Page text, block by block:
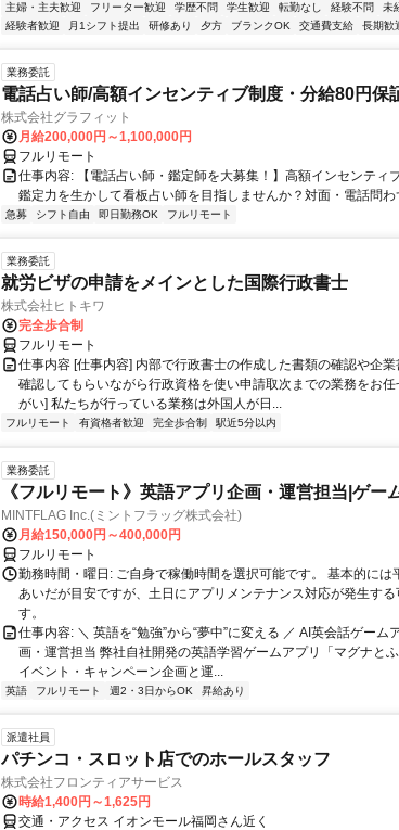
主婦・主夫歓迎
フリーター歓迎 学歴不問 学生歓迎 転勤なし 経験不問 未
経験者歓迎
月1シフト提出 研修あり 夕方 ブランクOK 交通費支給 長期歓
業務委託
電話占い師/高額インセンティブ制度・分給80円保
株式会社グラフィット
月給200,000円～1,100,000円
フルリモート
仕事内容: 【電話占い師・鑑定師を大募集！】高額インセンテ
鑑定力を生かして看板占い師を目指しませんか？対面・電話問
急募 シフト自由 即日勤務OK フルリモート
業務委託
就労ビザの申請をメインとした国際行政書士
株式会社ヒトキワ
完全歩合制
フルリモート
仕事内容 [仕事内容] 内部で行政書士の作成した書類の確認や企
確認してもらいながら行政資格を使い申請取次までの業務をお任
がい] 私たちが行っている業務は外国人が日...
フルリモート 有資格者歓迎 完全歩合制 駅近5分以内
業務委託
《フルリモート》英語アプリ企画・運営担当|ゲー
MINTFLAG Inc.(ミントフラッグ株式会社)
月給150,000円～400,000円
フルリモート
勤務時間・曜日: ご自身で稼働時間を選択可能です。 基本的には
あいだが目安ですが、土日にアプリメンテナンス対応が発生する
す。
仕事内容: ＼ 英語を“勉強”から“夢中”に変える ／ AI英会話ゲーム
画・運営担当 弊社自社開発の英語学習ゲームアプリ「マグナと
イベント・キャンペーン企画と運...
英語 フルリモート 週2・3日からOK 昇給あり
派遣社員
パチンコ・スロット店でのホールスタッフ
株式会社フロンティアサービス
時給1,400円～1,625円
交通・アクセス イオンモール福岡さん近く